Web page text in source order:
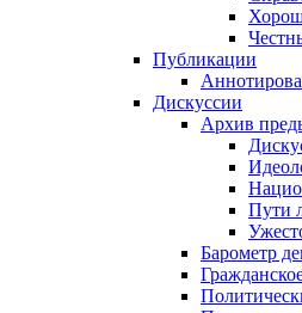
Публикации
Дискуссии
Архив
Пути
Барометр